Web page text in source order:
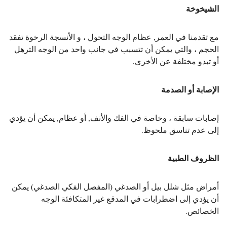
الشيخوخة
مع تقدمنا في العمر, عظام الوجه التحول ، و الأنسجة الرخوة تفقد
الحجم ، والتي يمكن أن تتسبب في جانب واحد من الوجه الترهل
أو تبدو مختلفة عن الأخرى.
الإصابة أو الصدمة
إصابات سابقة ، وخاصة في الفك والأنف, أو عظام, يمكن أن يؤدي
إلى عدم تناسق ملحوظ.
الظروف الطبية
أمراض مثل شلل بيل أو الصدغي (المفصل الفكي الصدغي) يمكن
أن يؤدي إلى اضطرابات في المدقع غير المتكافئة الوجه
الخصائص.